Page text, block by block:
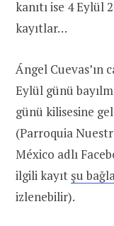
kanıtı ise 4 Eylül
kayıtlar…
Ángel Cuevas’ın
Eylül günü
günü kilisesine
(Parroquia
México adlı
ilgili kayıtşu
izlenebilir).